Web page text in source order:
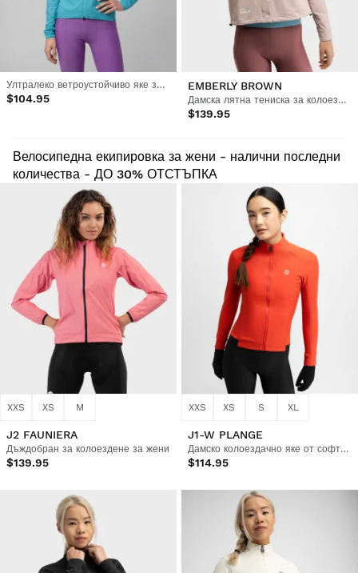
Ултралеко ветроустойчиво яке за колоездене за жени
$104.95
EMBERLY BROWN
Дамска лятна тениска за колоездене на чакъл
$139.95
Велосипедна екипировка за жени - налични последни
количества - ДО 30% ОТСТЪПКА
XXS XS M
J2 FAUNIERA
Дъждобран за колоездене за жени
$139.95
XXS XS S XL
J1-W PLANGE
Дамско колоездачно яке от софтшел
$114.95